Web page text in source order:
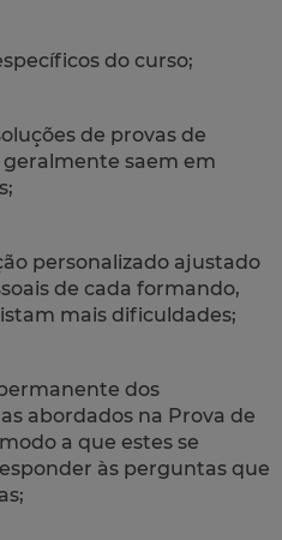
do curso;
de provas de
saem em
personalizado ajustado
de cada formando,
mais dificuldades;
dos
abordados na Prova de
a que estes se
às perguntas que